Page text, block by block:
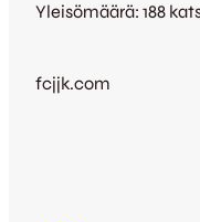
Yleisömäärä: 188
fcjjk.com